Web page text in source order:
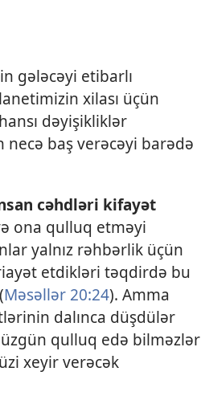
gələcəyi etibarlı
xilası üçün
dəyişikliklər
baş verəcəyi barədə
cəhdləri kifayət
ona qulluq etməyi
yalnız rəhbərlik üçün
etdikləri təqdirdə bu
Məsəllər 20:24). Amma
dalınca düşdülər
qulluq edə bilməzlər
xeyir verəcək